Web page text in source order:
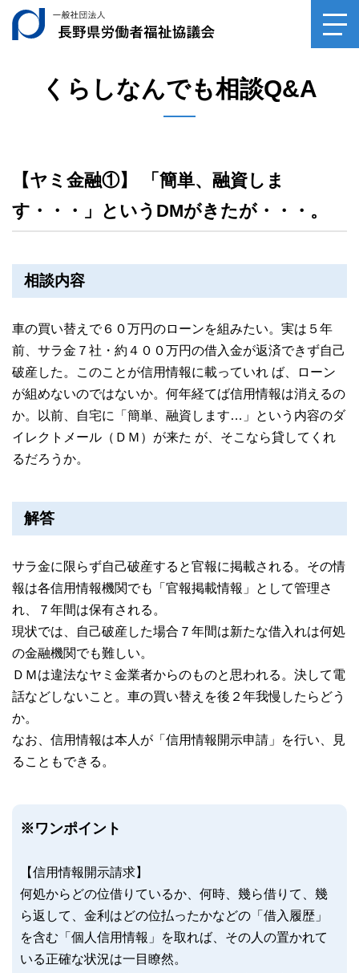
一般社団法人長野
くらしなんでも相談Q&A
【ヤミ金融①】 「簡単、融資しま
す・・・」というDMがきたが・・・。
相談内容
車の買い替えで６０万円のローンを組みたい。実は５年
前、サラ金７社・約４００万円の借入金が返済できず自己
破産した。このことが信用情報に載っていれ ば、ローン
が組めないのではないか。何年経てば信用情報は消えるの
か。以前、自宅に「簡単、融資します…」という内容のダ
イレクトメール（ＤＭ）が来た が、そこなら貸してくれ
るだろうか。
解答
サラ金に限らず自己破産すると官報に掲載される。その情
報は各信用情報機関でも「官報掲載情報」として管理さ
れ、７年間は保有される。
現状では、自己破産した場合７年間は新たな借入れは何処
の金融機関でも難しい。
ＤＭは違法なヤミ金業者からのものと思われる。決して電
話などしないこと。車の買い替えを後２年我慢したらどう
か。
なお、信用情報は本人が「信用情報開示申請」を行い、見
ることもできる。
※ワンポイント
【信用情報開示請求】
何処からどの位借りているか、何時、幾ら借りて、幾
ら返して、金利はどの位払ったかなどの「借入履歴」
を含む「個人信用情報」を取れば、その人の置かれて
いる正確な状況は一目瞭然。